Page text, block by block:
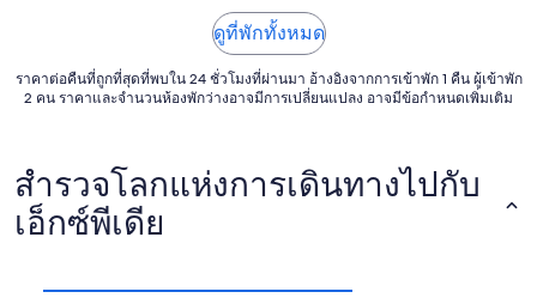
ดูที่พักทั้งหมด
ราคาต่อคืนที่ถูกที่สุดที่พบใน 24 ชั่วโมงที่ผ่านมา อ้างอิงจากการเข้าพัก 1 คืน ผู้เข้าพัก
2 คน ราคาและจำนวนห้องพักว่างอาจมีการเปลี่ยนแปลง อาจมีข้อกำหนดเพิ่มเติม
สำรวจโลกแห่งการเดินทางไปกับ
เอ็กซ์พีเดีย